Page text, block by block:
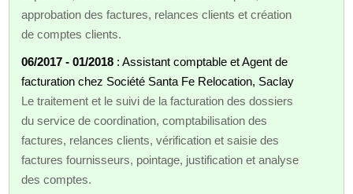
approbation des factures, relances clients et création
de comptes clients.
06/2017 - 01/2018 : Assistant comptable et Agent de
facturation chez Société Santa Fe Relocation, Saclay
Le traitement et le suivi de la facturation des dossiers
du service de coordination, comptabilisation des
factures, relances clients, vérification et saisie des
factures fournisseurs, pointage, justification et analyse
des comptes.